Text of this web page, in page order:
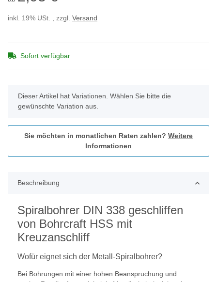
inkl. 19% USt. , zzgl. Versand
Sofort verfügbar
x
Dieser Artikel hat Variationen. Wählen Sie bitte die
gewünschte Variation aus.
Sie möchten in monatlichen Raten zahlen? Weitere
Informationen
Beschreibung
Spiralbohrer DIN 338 geschliffen
von Bohrcraft HSS mit
Kreuzanschliff
Wofür eignet sich der Metall-Spiralbohrer?
Bei Bohrungen mit einer hohen Beanspruchung und